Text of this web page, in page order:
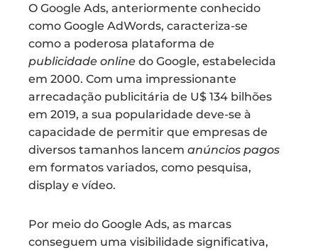
O Google Ads, anteriormente conhecido
como Google AdWords, caracteriza-se
como a poderosa plataforma de
publicidade online do Google, estabelecida
em 2000. Com uma impressionante
arrecadação publicitária de U$ 134 bilhões
em 2019, a sua popularidade deve-se à
capacidade de permitir que empresas de
diversos tamanhos lancem anúncios pagos
em formatos variados, como pesquisa,
display e vídeo.
Por meio do Google Ads, as marcas
conseguem uma visibilidade significativa,